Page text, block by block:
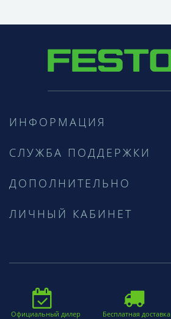
ИНФОРМАЦИЯ
СЛУЖБА ПОДДЕРЖКИ
ДОПОЛНИТЕЛЬНО
ЛИЧНЫЙ КАБИНЕТ
Официальный дилер
Бесплатная доставка